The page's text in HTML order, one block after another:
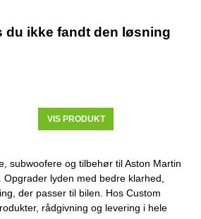
du ikke fandt den løsning
VIS PRODUKT
subwoofere og tilbehør til Aston Martin
lyden med bedre klarhed,
der passer til bilen. Hos Custom
rådgivning og levering i hele